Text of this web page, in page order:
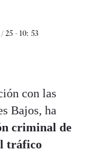
/ 25 - 10: 53
con las
Bajos, ha
criminal de
tráfico